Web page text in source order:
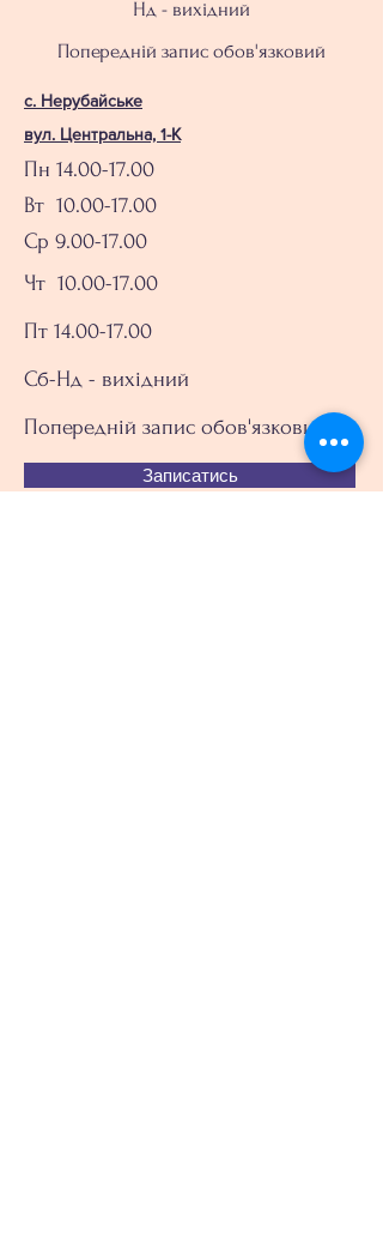
Нд - вихідний
Попередній запис обов'язковий
с. Нерубайське
вул. Центральна, 1-К
Пн 14.00-17.00
Вт 10.00-17.00
Ср 9.00-17.00
Чт 10.00-17.00
Пт 14.00-17.00
Сб-Нд - вихідний
Попередній запис обов'язковий
Записатись